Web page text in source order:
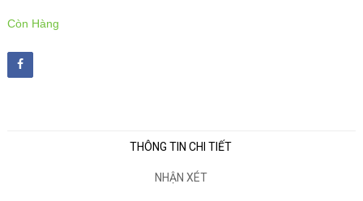
Còn Hàng
THÔNG TIN CHI TIẾT
NHẬN XÉT